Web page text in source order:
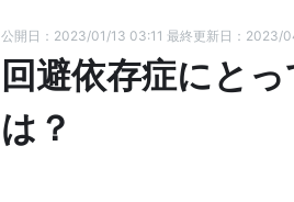
公開日：2023/01/13 03:11 最終更新日：2023/
回避依存症にとっ
は？